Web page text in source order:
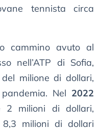
tennista circa
cammino avuto al
nell’ATP di Sofia,
milione di dollari,
Nel 2022
2 milioni di dollari,
milioni di dollari